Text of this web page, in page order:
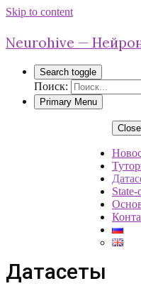
Skip to content
Neurohive —
Search toggle
Поиск:
Primary Menu
Датасеты